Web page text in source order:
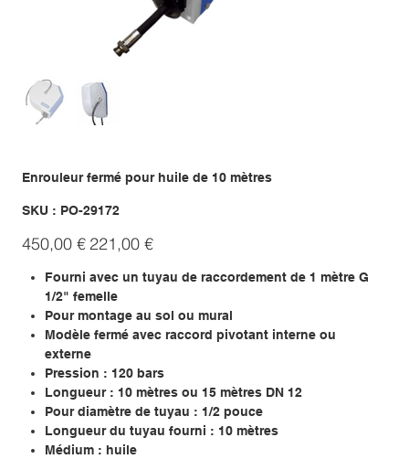
Enrouleur fermé pour huile de 10 mètres
SKU : SKU
PO-
PO-29172
Prix
d’origine
450,00 € Prix
promotionnel
221,00 €
Fourni avec un tuyau de raccordement de 1 mètre G
1/2" femelle
Pour montage au sol ou mural
Modèle fermé avec raccord pivotant interne ou
externe
Pression : 120 bars
Longueur : 10 mètres ou 15 mètres DN 12
Pour diamètre de tuyau : 1/2 pouce
Longueur du tuyau fourni : 10 mètres
Médium : huile